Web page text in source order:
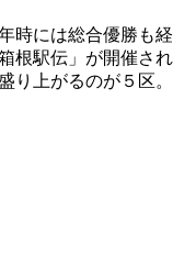
時には総合優勝も経
根駅伝」が開催され
り上がるのが５区。